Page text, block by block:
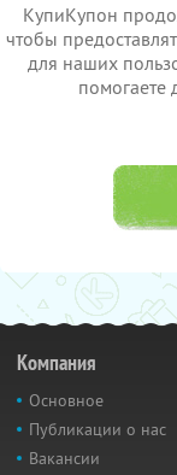
КупиКупон
чтобы
для наших
помогаете
Компания
Основное
Публикации о нас
Вакансии